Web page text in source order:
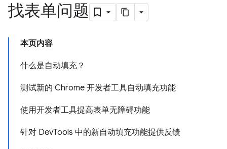
找表单问题
本页内容
什么是自动填充？
测试新的 Chrome 开发者工具自动填充功能
使用开发者工具提高表单无障碍功能
针对 DevTools 中的新自动填充功能提供反馈